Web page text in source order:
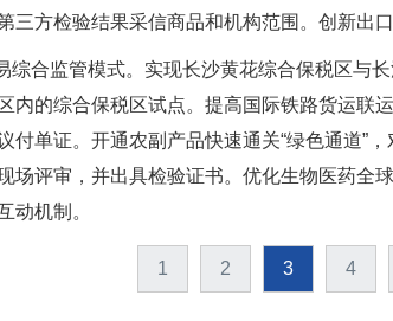
三方检验结果采信商品和机构范围。创新出
综合监管模式。实现长沙黄花综合保税区与
内的综合保税区试点。提高国际铁路货运联
付单证。开通农副产品快速通关“绿色通道”
场评审，并出具检验证书。优化生物医药全
动机制。
1 2 3 4